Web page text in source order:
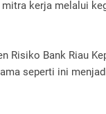
kerja melalui
Risiko Bank Riau
seperti ini